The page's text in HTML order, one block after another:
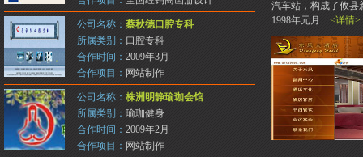
公司名称： 蔡秋德口腔专科
所属类别： 口腔专科
合作时间： 2009年3月
合作项目： 网站制作
公司名称： 株洲明静瑜珈会馆
所属类别： 瑜珈健身
合作时间： 2009年2月
合作项目： 网站制作
汽车站，构成了攸县
1998年元月... <详情>